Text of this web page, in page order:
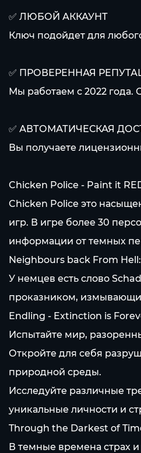
✅ ЛЮБОЙ АККАУНТ
Ключ подойдет для
✅ ПРОВЕРЕННАЯ
Мы работаем с 2022 года.
✅ АВТОМАТИЧЕСКАЯ
Вы получаете
Chicken Police - Paint it
Chicken Police это
игр. В игре более 30
информации от темных
Neighbours back From Hell:
У немцев есть слово
проказником,
Endling - Extinction is
Испытайте мир,
Откройте для себя
природной среды.
Исследуйте различные
уникальные личности и
Through the Darkest of
В темные времена страх